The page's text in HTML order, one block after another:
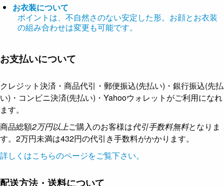
お衣装について
ポイントは、不自然さのない安定した形。お顔とお衣装
の組み合わせは変更も可能です。
お支払いについて
クレジット決済・商品代引・郵便振込(先払い)・銀行振込(先払
い)・コンビニ決済(先払い)・Yahooウォレットがご利用になれ
ます。
商品総額2万円以上ご購入のお客様は代引手数料無料となりま
す。2万円未満は432円の代引き手数料がかかります。
詳しくはこちらのページをご覧下さい。
配送方法・送料について